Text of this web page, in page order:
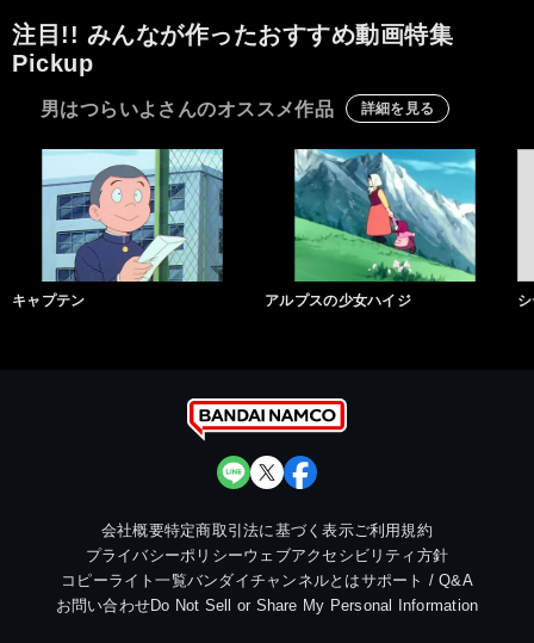
注目!! みんなが作ったおすすめ動画特集
Pickup
男はつらいよさんのオススメ作品 詳細を見る
キャプテン アルプスの少女ハイジ
会社概要特定商取引法に基づく表示ご利用規約
プライバシーポリシーウェブアクセシビリティ方針
コピーライト一覧バンダイチャンネルとはサポート / Q&A
お問い合わせDo Not Sell or Share My Personal Information